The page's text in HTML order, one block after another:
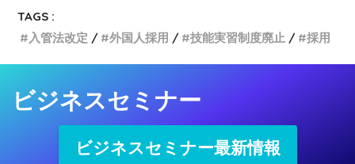
TAGS :
入管法改定
外国人採用 技能実習制度廃止 採用
ビジネスセミナー
ビジネスセミナー最新情報